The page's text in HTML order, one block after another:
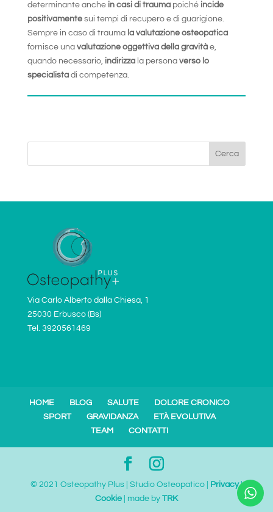
determinante anche in casi di traumapoiché incide
positivamentesui tempi di recupero e di guarigione.
Sempre in caso di trauma la valutazione osteopatica
fornisce una valutazione oggettiva della gravitàe,
quando necessario, indirizzala persona verso lo
specialistadi competenza.
Cerca
Via Carlo Alberto dalla Chiesa, 1
25030 Erbusco (Bs)
Tel. 3920561469
HOME BLOG SALUTE
DOLORE CRONICO
SPORT
GRAVIDANZA
ETÀ EVOLUTIVA
TEAM
CONTATTI
© 2021 Osteopathy Plus | Studio Osteopatico | Privacy|
Cookie| made by TRK